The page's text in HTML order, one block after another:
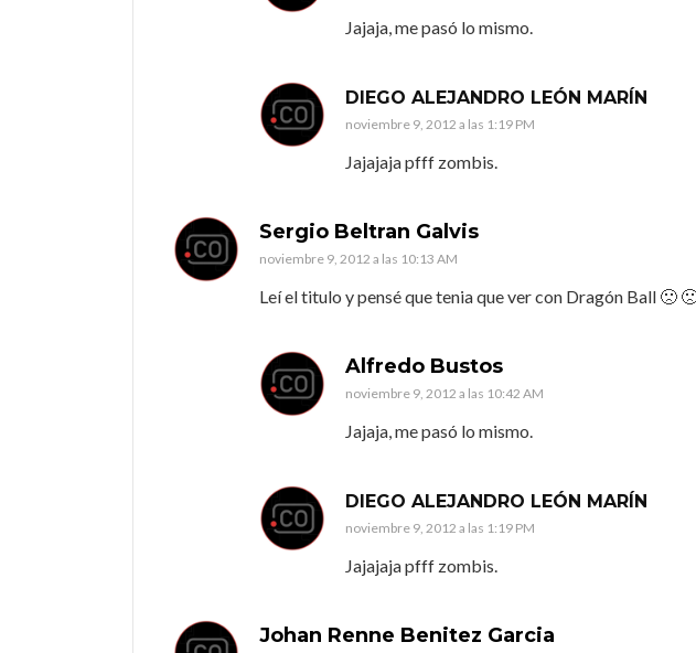
Jajaja, me pasó lo mismo.
DIEGO ALEJANDRO LEÓN MARÍN
noviembre 9, 2012 a las 1:19 PM
Jajajaja pfff zombis.
Sergio Beltran Galvis
noviembre 9, 2012 a las 10:13 AM
Leí el titulo y pensé que tenia que ver con Dragón Ball 🙁
Alfredo Bustos
noviembre 9, 2012 a las 10:42 AM
Jajaja, me pasó lo mismo.
DIEGO ALEJANDRO LEÓN MARÍN
noviembre 9, 2012 a las 1:19 PM
Jajajaja pfff zombis.
Johan Renne Benitez Garcia